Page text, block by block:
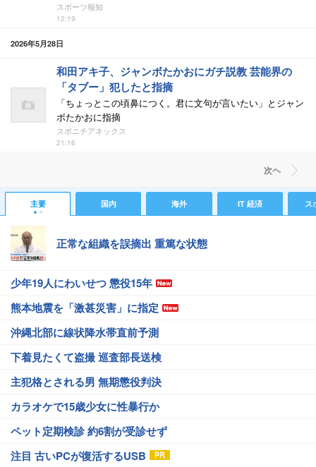
スポーツ報知
12:19
2026年5月28日
和田アキ子、ジャンボたかおにガチ説教 芸能界の
「タブー」犯したと指摘
「ちょっとこの頃鼻につく。君に文句が言いたい」とジャン
ボたかおに指摘
スポニチアネックス
21:16
次ヘ
主要 国内 海外 IT 経済 ス
正常な組織を誤摘出 重篤な状態
少年19人にわいせつ 懲役15年
熊本地震を「激甚災害」に指定
沖縄北部に線状降水帯直前予測
下着見たくて盗撮 巡査部長送検
主犯格とされる男 無期懲役判決
カラオケで15歳少女に性暴行か
ペット定期検診 約6割が受診せず
注目 古いPCが復活するUSB